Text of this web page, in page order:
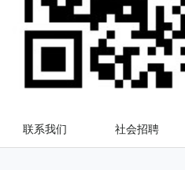
联系我们 社会招聘